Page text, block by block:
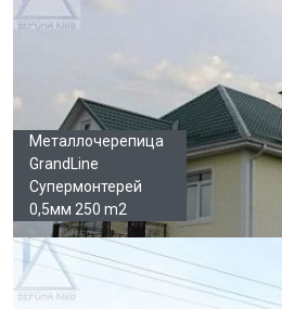
Металлочерепица
GrandLine
Супермонтерей
0,5мм 250 m2